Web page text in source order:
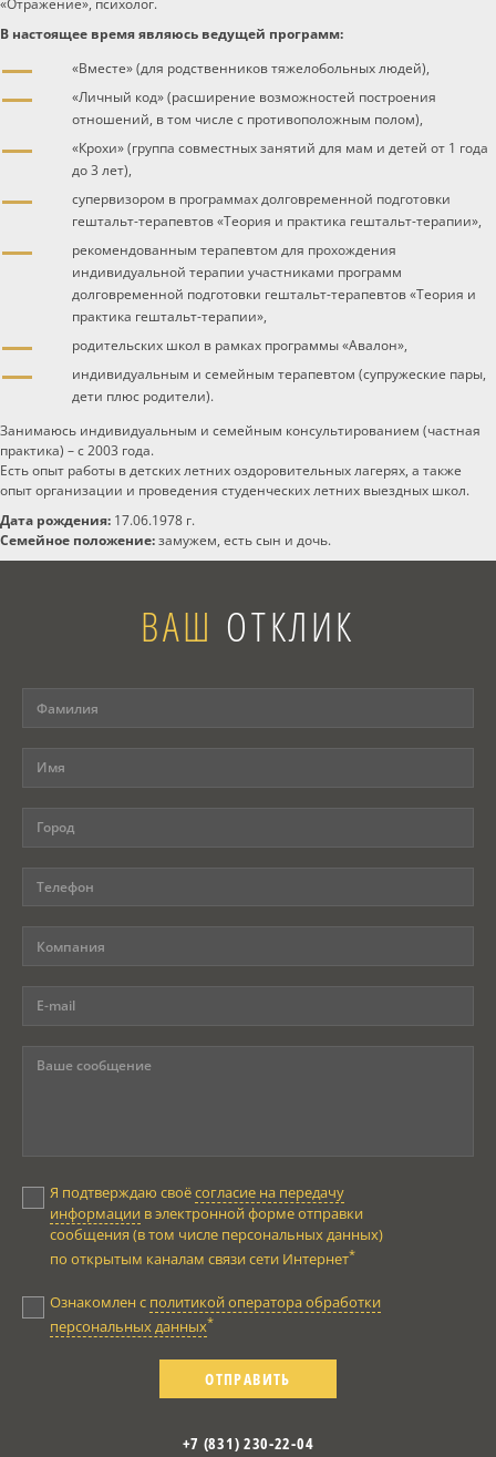
«Отражение», психолог.
В настоящее время являюсь ведущей программ:
«Вместе» (для родственников тяжелобольных людей),
«Личный код» (расширение возможностей построения
отношений, в том числе с противоположным полом),
«Крохи» (группа совместных занятий для мам и детей от 1 года
до 3 лет),
супервизором в программах долговременной подготовки
гештальт-терапевтов «Теория и практика гештальт-терапии»,
рекомендованным терапевтом для прохождения
индивидуальной терапии участниками программ
долговременной подготовки гештальт-терапевтов «Теория и
практика гештальт-терапии»,
родительских школ в рамках программы «Авалон»,
индивидуальным и семейным терапевтом (супружеские пары,
дети плюс родители).
Занимаюсь индивидуальным и семейным консультированием (частная
практика) – с 2003 года.
Есть опыт работы в детских летних оздоровительных лагерях, а также
опыт организации и проведения студенческих летних выездных школ.
Дата рождения: 17.06.1978 г.
Семейное положение:замужем, есть сын и дочь.
ВАШ ОТКЛИК
Я подтверждаю своёсогласие на передачу
информации в электронной форме отправки
сообщения (в том числе персональных данных)
по открытым каналам связи сети Интернет*
Ознакомлен с политикой оператора обработки
персональных данных*
ОТПРАВИТЬ
+7 (831) 230-22-04